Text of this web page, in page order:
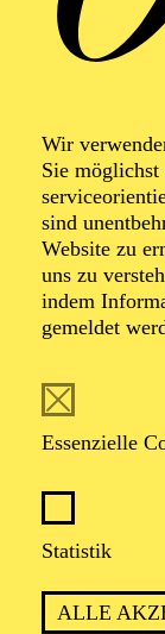
Wir
Sie
sind
Website zu
uns zu
indem
gemeldet
Essenzielle
Statistik
ALLE
Foto: Benne
zunächst
erarbeitet hat,
Walküre“),